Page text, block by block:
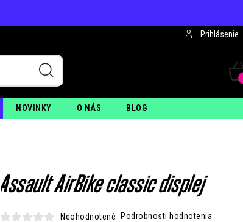
Prihlásenie
NOVINKY O NÁS BLOG
Assault AirBike classic displej
Neohodnotené Podrobnosti hodnotenia